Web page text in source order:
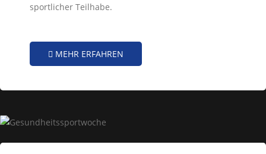
sportlicher Teilhabe.
MEHR ERFAHREN